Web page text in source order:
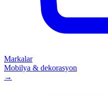
Markalar
Mobilya & dekorasyon
→